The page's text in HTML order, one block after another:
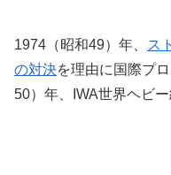
1974（昭和49）年、
ス
の対決を理由に国際プ
50）年、IWA世界ヘビー